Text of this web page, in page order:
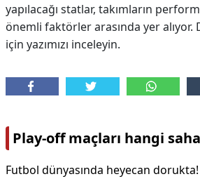
yapılacağı statlar, takımların
önemli faktörler arasında yer alıyor.
için yazımızı inceleyin.
Play-off maçları hangi
Futbol dünyasında heyecan